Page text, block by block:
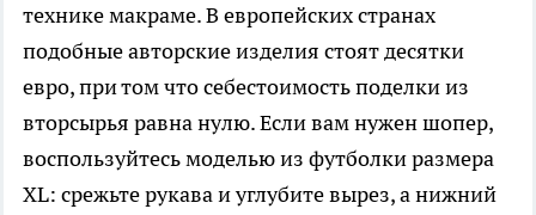
технике макраме. В европейских странах
подобные авторские изделия стоят десятки
евро, при том что себестоимость поделки из
вторсырья равна нулю. Если вам нужен шопер,
воспользуйтесь моделью из футболки размера
XL: срежьте рукава и углубите вырез, а нижний